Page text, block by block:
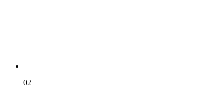
02